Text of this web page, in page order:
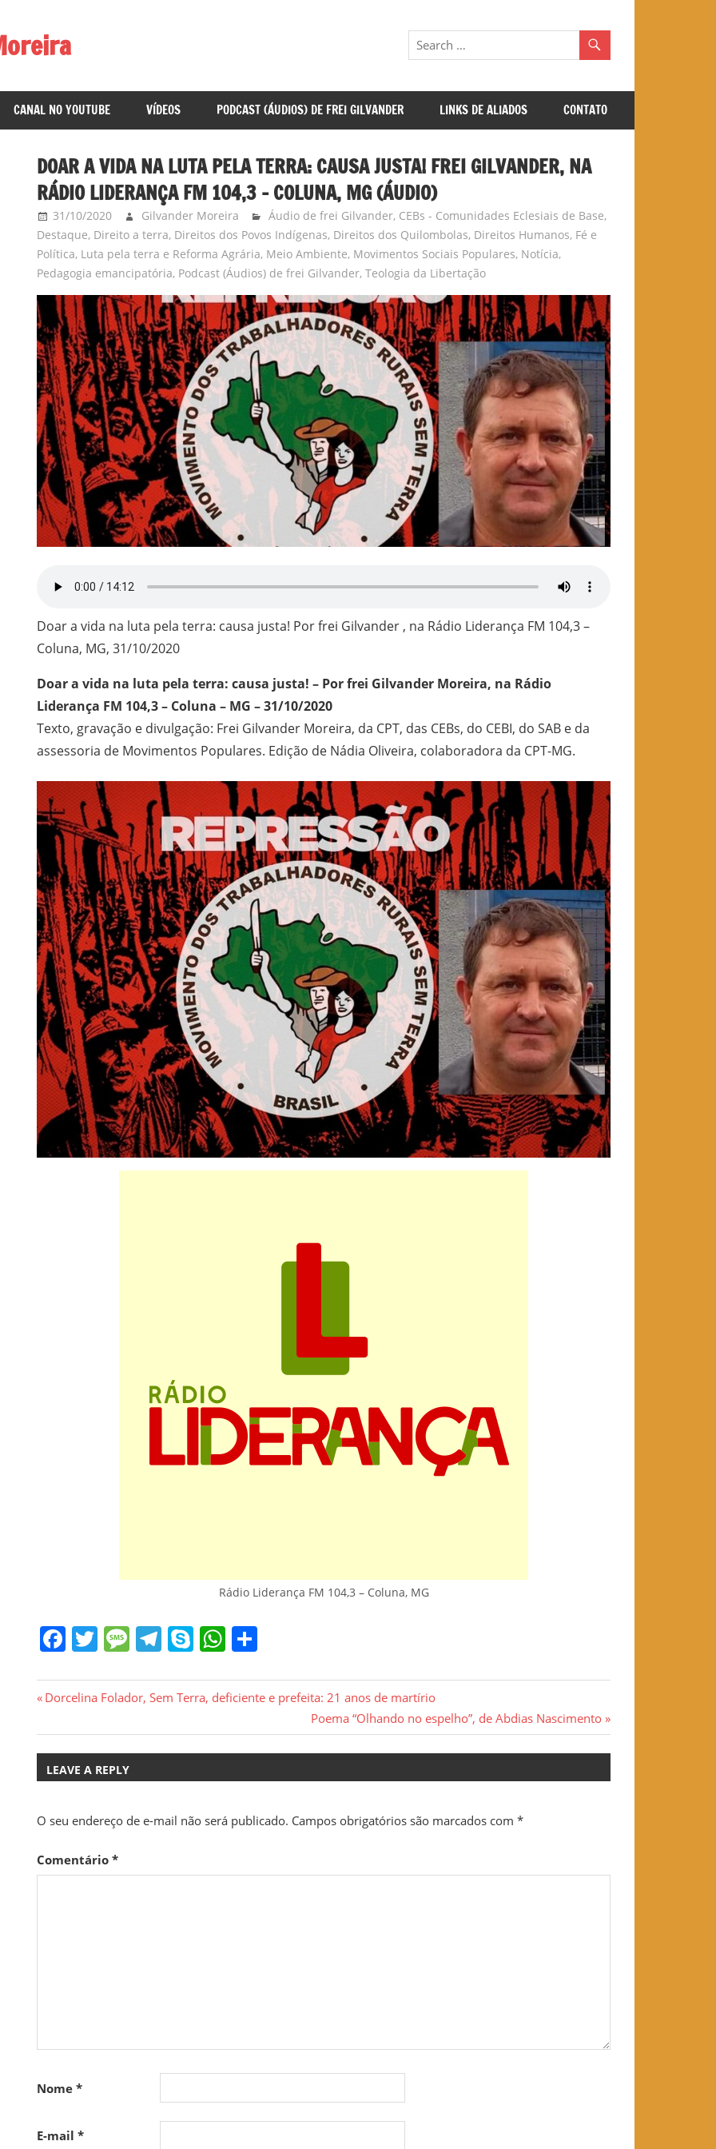
CANAL NO YOUTUBE VÍDEOS PODCAST (ÁUDIOS) DE FREI GILVANDER LINKS DE ALIADOS CONTATO
DOAR A VIDA NA LUTA PELA TERRA: CAUSA JUSTA! FREI GILVANDER, NA
RÁDIO LIDERANÇA FM 104,3 – COLUNA, MG (ÁUDIO)
31/10/2020 Gilvander Moreira Áudio de frei Gilvander, CEBs - Comunidades Eclesiais de Base,
Destaque, Direito a terra, Direitos dos Povos Indígenas, Direitos dos Quilombolas, Direitos Humanos, Fé e
Política, Luta pela terra e Reforma Agrária, Meio Ambiente, Movimentos Sociais Populares, Notícia,
Pedagogia emancipatória, Podcast (Áudios) de frei Gilvander,Teologia da Libertação
Doar a vida na luta pela terra: causa justa! Por frei Gilvander , na Rádio Liderança FM 104,3 –
Coluna, MG, 31/10/2020
Doar a vida na luta pela terra: causa justa! – Por frei Gilvander Moreira, na Rádio
Liderança FM 104,3 – Coluna – MG – 31/10/2020
Texto, gravação e divulgação: Frei Gilvander Moreira, da CPT, das CEBs, do CEBI, do SAB e da
assessoria de Movimentos Populares. Edição de Nádia Oliveira, colaboradora da CPT-MG.
Rádio Liderança FM 104,3 – Coluna, MG
Facebook
Twitter
Message
Telegram
SkypeWhatsApp
Navegação
de
Post
Previous
Dorcelina Folador, Sem Terra, deficiente e prefeita: 21 anos de martírio
Next
Post:
Poema “Olhando no espelho”, de Abdias Nascimento
LEAVE A REPLY
O seu endereço de e-mail não será publicado. Campos obrigatórios são marcados com*
Comentário*
Nome*
E-mail*